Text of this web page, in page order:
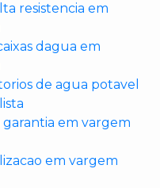
resistencia em
dagua em
de agua potavel
em vargem
em vargem